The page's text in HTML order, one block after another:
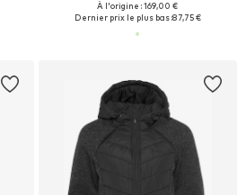
À l'origine : 169,00 €
Dernier prix le plus bas :87,75 €